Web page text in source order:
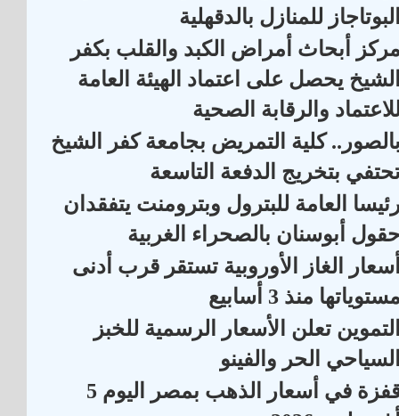
للمنازل بالدقهلية
أبحاث أمراض الكبد والقلب بكفر
يحصل على اعتماد الهيئة العامة
والرقابة الصحية
كلية التمريض بجامعة كفر الشيخ
بتخريج الدفعة التاسعة
العامة للبترول وبترومنت يتفقدان
أبوسنان بالصحراء الغربية
الغاز الأوروبية تستقر قرب أدنى
منذ 3 أسابيع
تعلن الأسعار الرسمية للخبز
الحر والفينو
قفزة في أسعار الذهب بمصر اليوم 5